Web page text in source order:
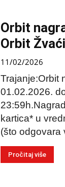
Orbit
Orbit
11/02/2026
Trajanje:Orbit
01.02.2026.
kartica* u
(što odgovara
Pročitaj više